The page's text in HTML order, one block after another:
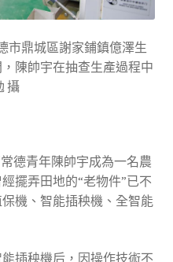
市鼎城區謝家鋪鎮億澤生
陳帥宇在抽查生產過程中
攝
德青年陳帥宇成為一名農
擺弄田地的“老物件”已不
機、智能插秧機、全智能
插秧機后，因操作技術不